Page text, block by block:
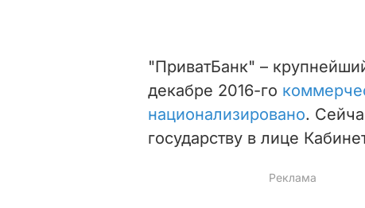
"ПриватБанк" –
декабре 2016-го
национализировано.
государству в лице